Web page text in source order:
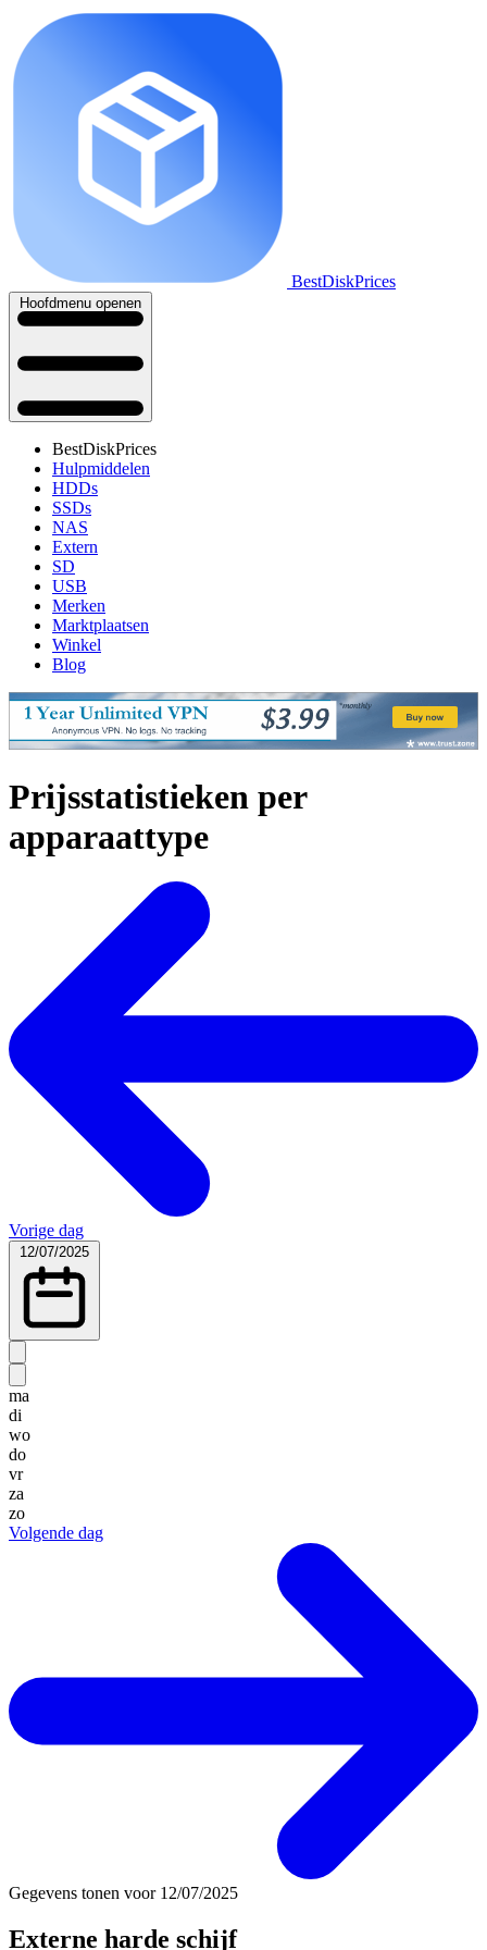
BestDiskPrices
Hoofdmenu openen
BestDiskPrices
Hulpmiddelen
HDDs
SSDs
NAS
Extern
SD
USB
Merken
Marktplaatsen
Winkel
Blog
Prijsstatistieken per
apparaattype
Vorige dag
12/07/2025
ma
di
wo
do
vr
za
zo
Volgende dag
Gegevens tonen voor 12/07/2025
Externe harde schijf